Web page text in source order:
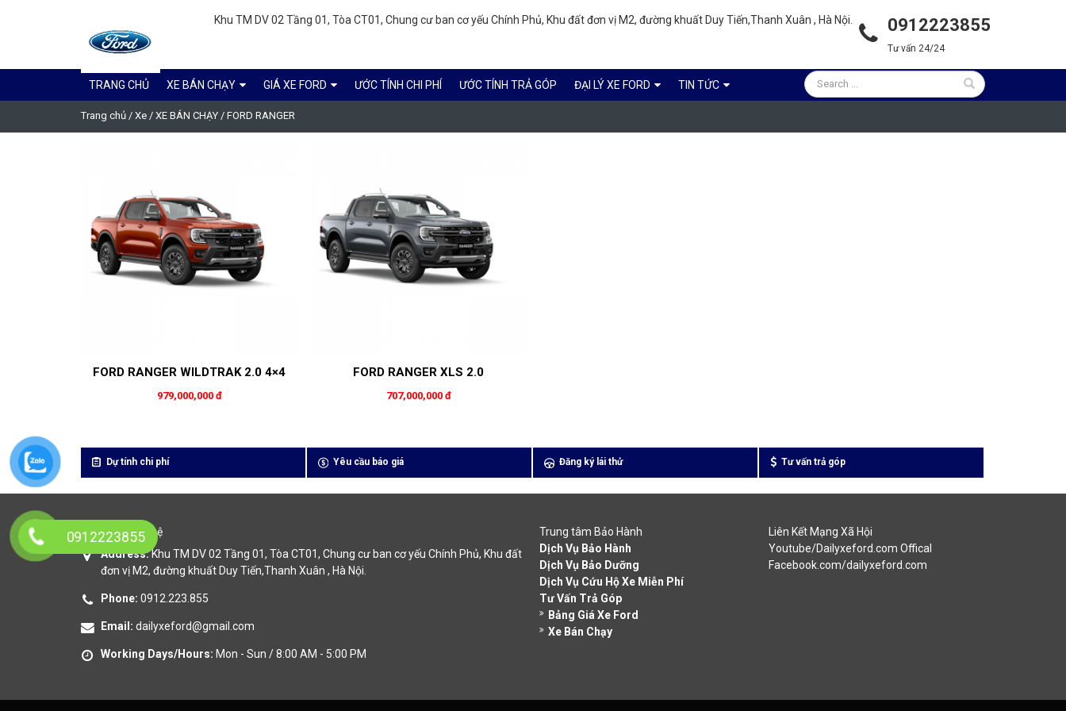
Khu TM DV 02 Tầng 01, Tòa CT01, Chung cư ban cơ yếu Chính Phủ, Khu đất đơn vị M2, đường khuất Duy Tiến,Thanh Xuân , Hà Nội. 0912223855
Tư vấn 24/24
TRANG CHỦ XE BÁN CHẠY GIÁ XE FORD ƯỚC TÍNH CHI PHÍ ƯỚC TÍNH TRẢ GÓP ĐẠI LÝ XE FORD TIN TỨC
Trang chủ / Xe / XE BÁN CHẠY / FORD RANGER
FORD RANGER WILDTRAK 2.0 4×4
979,000,000 đ
FORD RANGER XLS 2.0
707,000,000 đ
Dự tính chi phí Yêu cầu báo giá Đăng ký lái thử Tư vấn trả góp
Thông tin liên hệ
Address:Khu TM DV 02 Tầng 01, Tòa CT01, Chung cư ban cơ yếu Chính Phủ, Khu đất
đơn vị M2, đường khuất Duy Tiến,Thanh Xuân , Hà Nội.
Phone: 0912.223.855
Email: dailyxeford@gmail.com
Working Days/Hours: Mon - Sun / 8:00 AM - 5:00 PM
Trung tâm Bảo Hành
Dịch Vụ Bảo Hành
Dịch Vụ Bảo Dưỡng
Dịch Vụ Cứu Hộ Xe Miễn Phí
Tư Vấn Trả Góp
Bảng Giá Xe Ford
Xe Bán Chạy
Liên Kết Mạng Xã Hội
Youtube/Dailyxeford.com Offical
Facebook.com/dailyxeford.com
0912223855